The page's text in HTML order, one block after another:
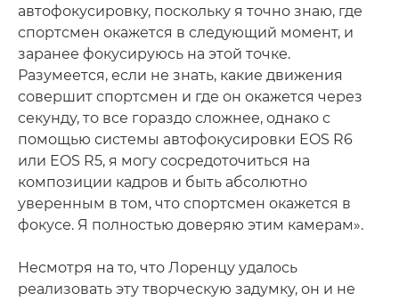
автофокусировку, поскольку я точно знаю, где
спортсмен окажется в следующий момент, и
заранее фокусируюсь на этой точке.
Разумеется, если не знать, какие движения
совершит спортсмен и где он окажется через
секунду, то все гораздо сложнее, однако с
помощью системы автофокусировки EOS R6
или EOS R5, я могу сосредоточиться на
композиции кадров и быть абсолютно
уверенным в том, что спортсмен окажется в
фокусе. Я полностью доверяю этим камерам».
Несмотря на то, что Лоренцу удалось
реализовать эту творческую задумку, он и не